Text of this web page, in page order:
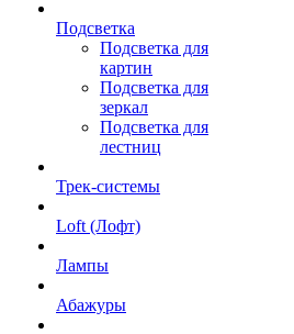
Подсветка
Подсветка для
картин
Подсветка для
зеркал
Подсветка для
лестниц
Трек-системы
Loft (Лофт)
Лампы
Абажуры